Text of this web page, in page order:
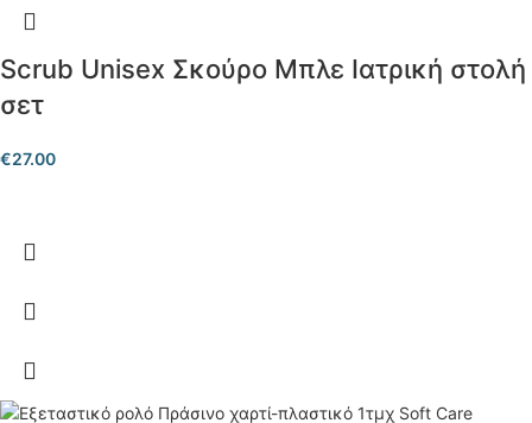
Scrub Unisex Σκούρο Μπλε Ιατρική στολή
σετ
€27.00